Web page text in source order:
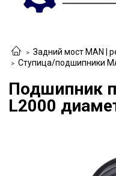
Задний мост MAN |
Ступица/подшипники
Подшипник
L2000